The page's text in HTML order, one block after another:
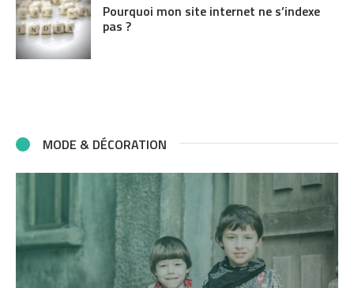
Pourquoi mon site internet ne s’indexe
pas ?
MODE & DÉCORATION